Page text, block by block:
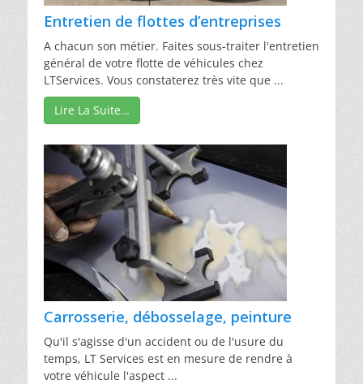
Entretien de flottes d’entreprises
A chacun son métier. Faites sous-traiter l'entretien
général de votre flotte de véhicules chez
LTServices. Vous constaterez très vite que ...
Lire La Suite…
Carrosserie, débosselage, peinture
Qu'il s'agisse d'un accident ou de l'usure du
temps, LT Services est en mesure de rendre à
votre véhicule l'aspect ...